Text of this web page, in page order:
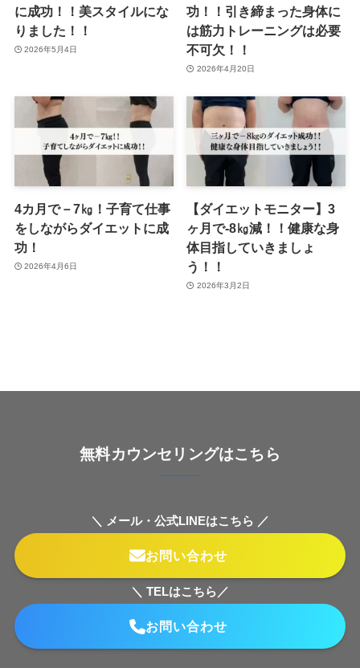
に成功！！美スタイルにな
りました！！
2026年5月4日
功！！引き締まった身体に
は筋力トレーニングは必要
不可欠！！
2026年4月20日
4カ月で－7㎏！子育て仕事
をしながらダイエットに成
功！
2026年4月6日
【ダイエットモニター】3
ヶ月で-8㎏減！！健康な身
体目指していきましょ
う！！
2026年3月2日
無料カウンセリングはこちら
＼ メール・公式LINEはこちら ／
お問い合わせ
＼ TELはこちら／
お問い合わせ